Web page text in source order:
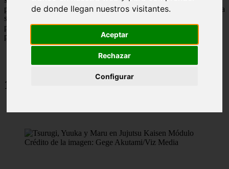
de donde llegan nuestros visitantes.
Aceptar
Rechazar
Configurar
protagonistas como los que posiblemente serán los antagonistas de la
serie. Teniendo eso en cuenta, si te preguntas qué personajes se han
presentado hasta ahora, aquí tienes un resumen rápido de todos los
personajes de Jujutsu Kaisen Módulo.
1. Yuka Okkotsu
Crédito de la imagen: Gege Akutami/Viz Media